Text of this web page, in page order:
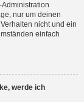
nur um deinen
nicht und ein
einfach
werde ich